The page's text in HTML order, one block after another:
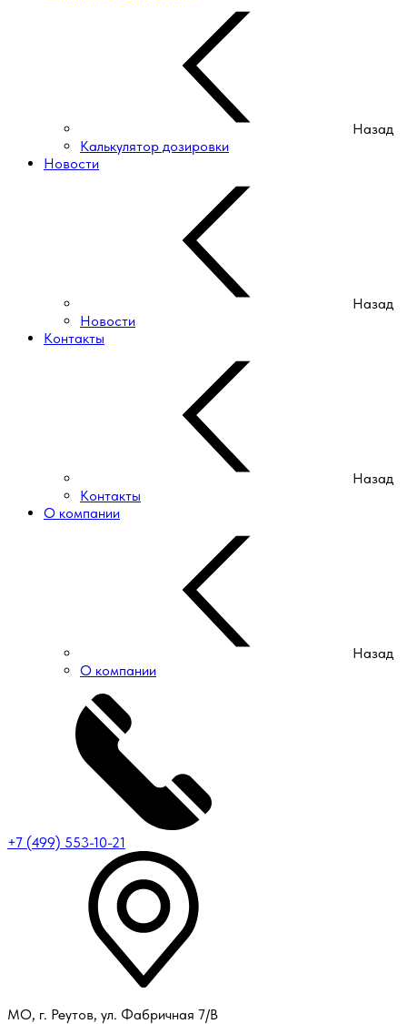
Назад
Калькулятор дозировки
Новости
Назад
Новости
Контакты
Назад
Контакты
О компании
Назад
О компании
+7 (499) 553-10-21
МО, г. Реутов, ул. Фабричная 7/В